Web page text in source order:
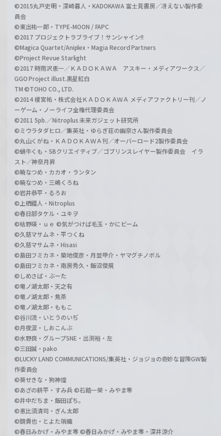
©2015丸戸史明・深崎暮人・KADOKAWA 富士見書房／冴えない製作委
員会
©東出祐一郎・TYPE-MOON / FAPC
©2017 プロジェクトラブライブ！サンシャイン!!
©Magica Quartet/Aniplex・Magia Record Partners
©Project Revue Starlight
©2017 時雨沢恵一／ＫＡＤＯＫＡＷＡ アスキー・メディアワークス／
GGO Project illust.黒星紅白
TM ©TOHO CO., LTD.
©2014 榎宮祐・株式会社ＫＡＤＯＫＡＷＡ メディアファクトリー刊／ノ
ーゲーム・ノーライフ全権代理委員会
©2011 5pb.／Nitroplus 未来ガジェット研究所
©ミウラタダヒロ／集英社・ゆらぎ荘の幽奈さん製作委員会
©丸山くがね・ＫＡＤＯＫＡＷＡ刊／オーバーロード2製作委員会
©蝸牛くも・SBクリエイティブ／ゴブリンスレイヤー製作委員会 イラ
スト／神奈月昇
©暁なつめ・カカオ・ランタン
©暁なつめ・三嶋くろね
©岩井恭平・るろお
©上栖綴人・Nitroplus
©春日部タケル・ユキヲ
©枯野瑛・ｕｅ ©気がつけば毛玉・かにビーム
©久慈マサムネ・平つくね
©久慈マサムネ・Hisasi
©島田フミカネ・築地俊彦・月並甲介・ヤマグチノボル
©島田フミカネ・南房秀久・飯沼俊規
©しめさば・ぶーた
©竜ノ湖太郎・天之有
©竜ノ湖太郎・焦茶
©竜ノ湖太郎・ももこ
©谷川流・いとうのいぢ
©月夜涙・しおこんぶ
©水野良・グループSNE・出渕裕・左
©三田誠・pako
©LUCKY LAND COMMUNICATIONS/集英社・ジョジョの奇妙な冒険GW製
作委員会
©葵せきな・狗神煌
©あざの耕平・すみ兵 ©石踏一榮・みやま零
©井中だちま・飯田ぽち。
©恵比須清司・ぎん太郎
©鏡貴也・とよた瑣織
©春日みかげ・みやま零 ©春日みかげ・みやま零・深井涼介